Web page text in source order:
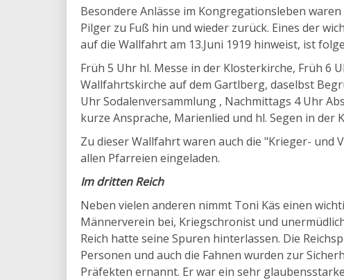
Besondere Anlässe im Kongregationsleben
Pilger zu Fuß hin und wieder zurück. Eines der
auf die Wallfahrt am 13.Juni 1919 hinweist, ist
Früh 5 Uhr hl. Messe in der Klosterkirche, Früh 6
Wallfahrtskirche auf dem Gartlberg, daselbst
Uhr Sodalenversammlung , Nachmittags 4 Uhr
kurze Ansprache, Marienlied und hl. Segen in der
Zu dieser Wallfahrt waren auch die "Krieger- und
allen Pfarreien eingeladen.
Im dritten Reich
Neben vielen anderen nimmt Toni Käs einen
Männerverein bei, Kriegschronist und
Reich hatte seine Spuren hinterlassen. Die
Personen und auch die Fahnen wurden zur
Präfekten ernannt. Er war ein sehr